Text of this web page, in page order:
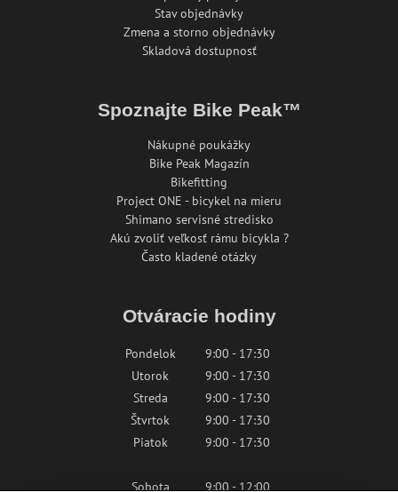
Stav objednávky
Zmena a storno objednávky
Skladová dostupnosť
Spoznajte Bike Peak™
Nákupné poukážky
Bike Peak Magazín
Bikefitting
Project ONE - bicykel na mieru
Shimano servisné stredisko
Akú zvoliť veľkosť rámu bicykla ?
Často kladené otázky
Otváracie hodiny
Pondelok
9:00 - 17:30
Utorok
9:00 - 17:30
Streda
9:00 - 17:30
Štvrtok
9:00 - 17:30
Piatok
9:00 - 17:30
Sobota 9:00 - 12:00